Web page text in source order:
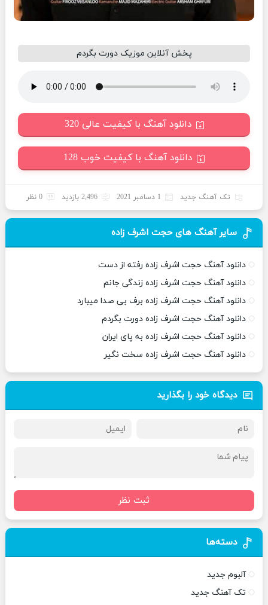
پخش آنلاین موزیک دورت بگردم
دانلود آهنگ با کیفیت عالی 320
دانلود آهنگ با کیفیت خوب 128
تک آهنگ جدید 1 دسامبر 2021 2,496 بازدید 0 نظر
سایر آهنگ های حجت اشرف زاده
دانلود آهنگ حجت اشرف زاده رفته از دست
دانلود آهنگ حجت اشرف زاده زندگی جانم
دانلود آهنگ حجت اشرف زاده برف بی صدا میبارد
دانلود آهنگ حجت اشرف زاده دورت بگردم
دانلود آهنگ حجت اشرف زاده به پای ایران
دانلود آهنگ حجت اشرف زاده سخت نگیر
دیدگاه خود را بگذارید
ثبت نظر
دسته‌ها
آلبوم جدید
تک آهنگ جدید